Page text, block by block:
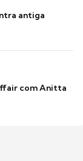
antiga
com Anitta